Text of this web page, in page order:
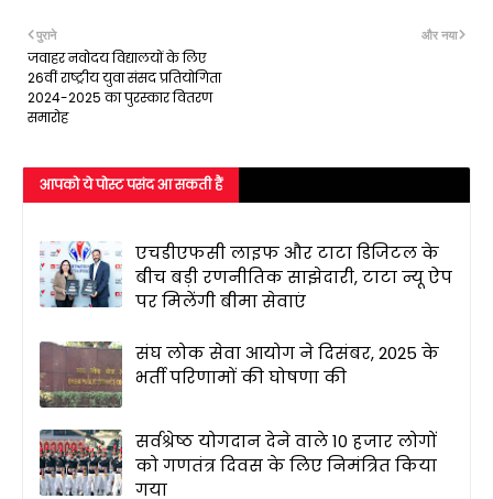
और नया
पुराने
जवाहर नवोदय विद्यालयों के लिए
26वीं राष्ट्रीय युवा संसद प्रतियोगिता
2024-2025 का पुरस्कार वितरण
समारोह
आपको ये पोस्ट पसंद आ सकती हैं
एचडीएफसी लाइफ और टाटा डिजिटल के
बीच बड़ी रणनीतिक साझेदारी, टाटा न्यू ऐप
पर मिलेंगी बीमा सेवाएं
संघ लोक सेवा आयोग ने दिसंबर, 2025 के
भर्ती परिणामों की घोषणा की
सर्वश्रेष्ठ योगदान देने वाले 10 हजार लोगों
को गणतंत्र दिवस के लिए निमंत्रित किया
गया